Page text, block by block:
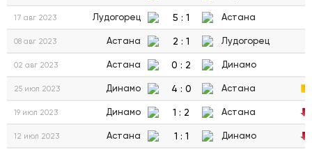
17 авг 2023 Лудогорец 5 : 1 Астана
08 авг 2023 Астана 2 : 1 Лудогорец
02 авг 2023 Астана 0 : 2 Динамо
25 июл 2023 Динамо 4 : 0 Астана
19 июл 2023 Динамо 1 : 2 Астана
12 июл 2023 Астана 1 : 1 Динамо